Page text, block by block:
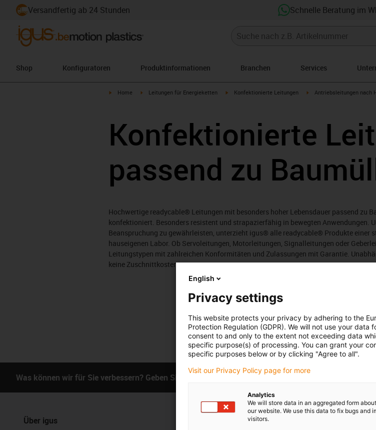
Versandfertig ab 24 Stunden Schnelle Beratung im
Shop Konfiguratoren Produktinformationen Branchen Services
igus-icon-arrow-right
Home igus-icon-arrow-right
Leitungen für Energieketten igus-icon-arrow-right
Konfektionierte Leitungen igus-icon-arrow-right
Antriebsleitungen nach
Konfektionierte
passend zu
Hochwertige readycable® Leitungen mit besonders hoher Lebensdauer passend zu
konfektioniert. Besonders resistent und strapazierfähig in bewegten Anwendungen.
Beanspruchung zu gewährleisten, unterzieht igus® alle readycable® Produkte
hauseigenen Labor. Ob Servoleitungen, Motorleitungen, Signalleitungen oder
Leitungstypen mit zahlreichen Konformitäten und Zulassungen mit Garantie.
keine Zuschnittkosten an.
Anzahl Produkte:
In dieser Kategorie sind derzeit leider
oder eine individuelle Lösung? Der igus®
Sie uns eine Nachricht!
Was können wir für Sie verbessern? Geben Sie uns Ihr Feedback. Lob & Kritik
Über igus
English
Privacy settings
This website protects your privacy by adhering to the
Protection Regulation (GDPR). We will not use your
consent to and only to the extent not exceeding data
specific purpose(s) of processing. You can grant your
specific purposes below or by clicking "Agree to all".
Visit our Privacy Policy page for more
Analytics
We will store data in an aggregated form
our website. We use this data to fix bugs and
visitors.